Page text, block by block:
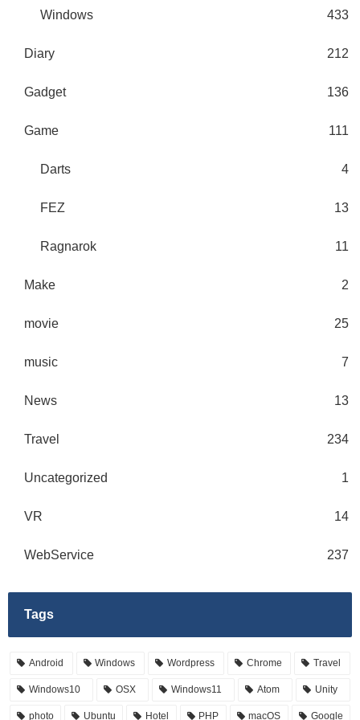
Windows 433
Diary 212
Gadget 136
Game 111
Darts 4
FEZ 13
Ragnarok 11
Make 2
movie 25
music 7
News 13
Travel 234
Uncategorized 1
VR 14
WebService 237
Tags
Android Windows Wordpress Chrome Travel
Windows10 OSX Windows11 Atom Unity
photo Ubuntu Hotel PHP macOS Google